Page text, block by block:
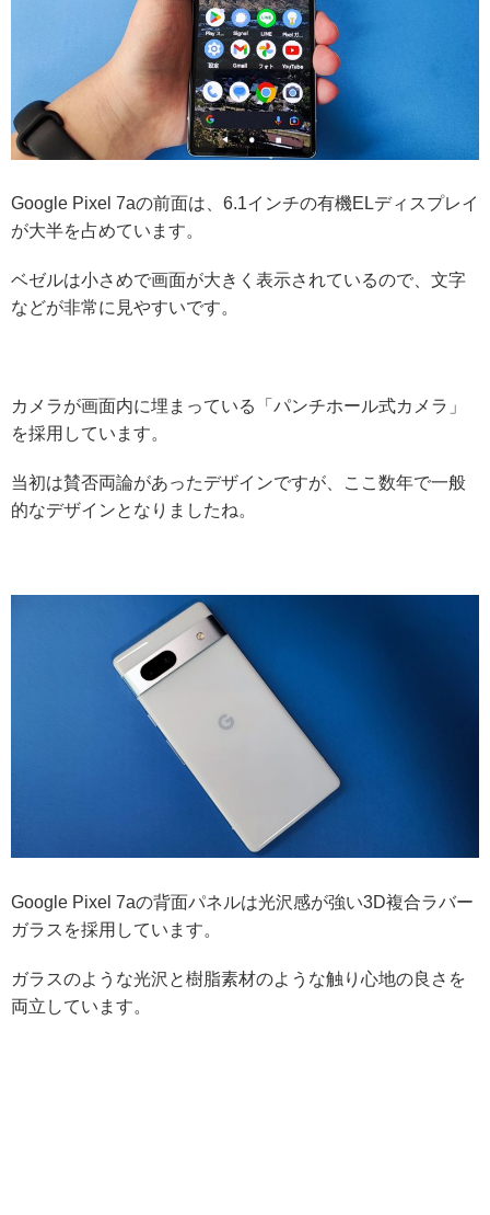
Google Pixel 7aの前面は、6.1インチの有機ELディスプレイ
が大半を占めています。
ベゼルは小さめで画面が大きく表示されているので、文字
などが非常に見やすいです。
カメラが画面内に埋まっている「パンチホール式カメラ」
を採用しています。
当初は賛否両論があったデザインですが、ここ数年で一般
的なデザインとなりましたね。
Google Pixel 7aの背面パネルは光沢感が強い3D複合ラバー
ガラスを採用しています。
ガラスのような光沢と樹脂素材のような触り心地の良さを
両立しています。